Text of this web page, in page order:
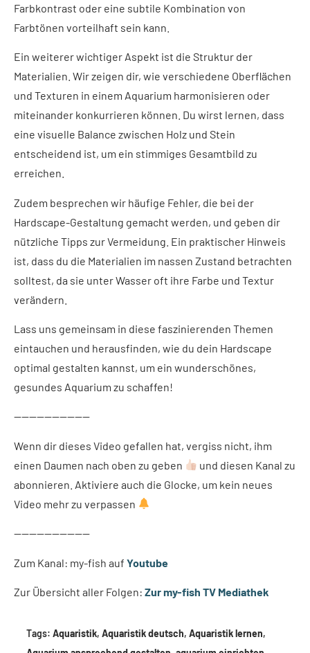
Farbkontrast oder eine subtile Kombination von
Farbtönen vorteilhaft sein kann.
Ein weiterer wichtiger Aspekt ist die Struktur der
Materialien. Wir zeigen dir, wie verschiedene Oberflächen
und Texturen in einem Aquarium harmonisieren oder
miteinander konkurrieren können. Du wirst lernen, dass
eine visuelle Balance zwischen Holz und Stein
entscheidend ist, um ein stimmiges Gesamtbild zu
erreichen.
Zudem besprechen wir häufige Fehler, die bei der
Hardscape-Gestaltung gemacht werden, und geben dir
nützliche Tipps zur Vermeidung. Ein praktischer Hinweis
ist, dass du die Materialien im nassen Zustand betrachten
solltest, da sie unter Wasser oft ihre Farbe und Textur
verändern.
Lass uns gemeinsam in diese faszinierenden Themen
eintauchen und herausfinden, wie du dein Hardscape
optimal gestalten kannst, um ein wunderschönes,
gesundes Aquarium zu schaffen!
——————————
Wenn dir dieses Video gefallen hat, vergiss nicht, ihm
einen Daumen nach oben zu geben
und diesen Kanal zu
abonnieren. Aktiviere auch die Glocke, um kein neues
Video mehr zu verpassen
——————————
Zum Kanal: my-fish auf Youtube
Zur Übersicht aller Folgen: Zur my-fish TV Mediathek
Tags: Aquaristik, Aquaristik deutsch, Aquaristik lernen,